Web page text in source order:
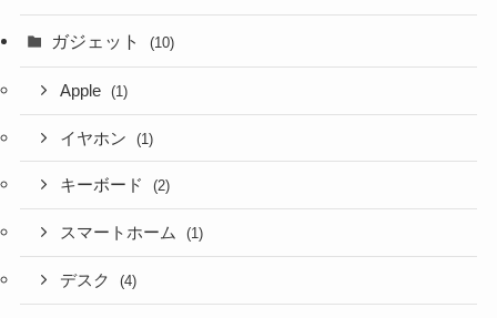
ガジェット (10)
Apple (1)
イヤホン (1)
キーボード (2)
スマートホーム (1)
デスク (4)